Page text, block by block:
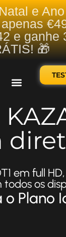
e
e ganhe
🎁
em full
os
o Plano